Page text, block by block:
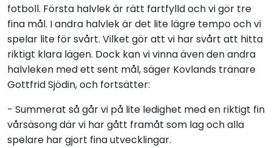
fotboll. Första halvlek är rätt fartfylld och vi gör tre
fina mål. I andra halvlek är det lite lägre tempo och vi
spelar lite för svårt. Vilket gör att vi har svårt att hitta
riktigt klara lägen. Dock kan vi vinna även den andra
halvleken med ett sent mål, säger Kovlands tränare
Gottfrid Sjödin, och fortsätter:
- Summerat så går vi på lite ledighet med en riktigt fin
vårsäsong där vi har gått framåt som lag och alla
spelare har gjort fina utvecklingar.